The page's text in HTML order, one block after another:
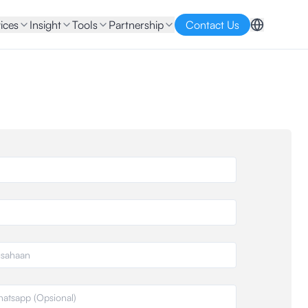
Insight Tools Partnership Contact Us